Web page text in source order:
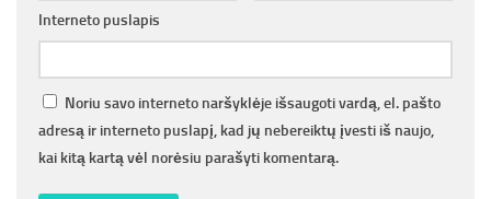
Interneto puslapis
Noriu savo interneto naršyklėje išsaugoti vardą, el. pašto
adresą ir interneto puslapį, kad jų nebereiktų įvesti iš naujo,
kai kitą kartą vėl norėsiu parašyti komentarą.